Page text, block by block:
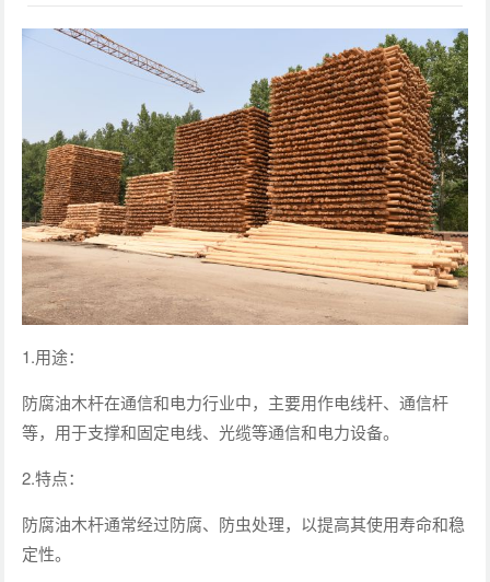
1.用途：
防腐油木杆在通信和电力行业中，主要用作电线杆、通信杆
等，用于支撑和固定电线、光缆等通信和电力设备。
2.特点：
防腐油木杆通常经过防腐、防虫处理，以提高其使用寿命和稳
定性。